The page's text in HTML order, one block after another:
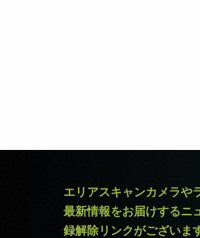
エリアスキャンカメラや
最新情報をお届けするニ
録解除リンクがございま